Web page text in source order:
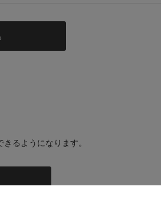
るようになります。